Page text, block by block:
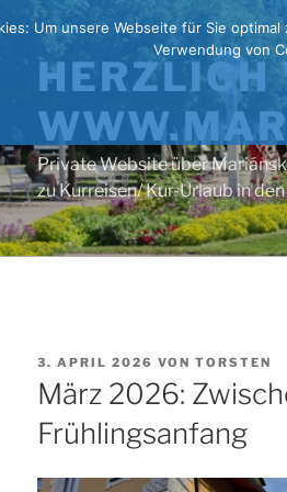
Private Website über
zu Kurreisen/ Kur-Urlaub in
VERÖFFENTLICHT
AM
3. APRIL 2026 VON TORSTEN
März 2026:
Frühlingsanfang
Um unsere Webseite für Sie
Verwendung von